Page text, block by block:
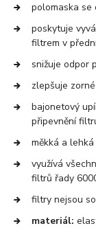
polomaska se
poskytuje
filtrem v
snižuje odpor
zlepšuje
bajonetový
připevnění
měkká a
využívá
filtrů řady
filtry nejsou
materiál: